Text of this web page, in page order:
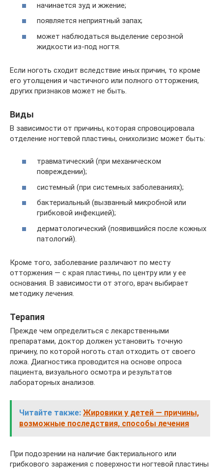
начинается зуд и жжение;
появляется неприятный запах;
может наблюдаться выделение серозной
жидкости из-под ногтя.
Если ноготь сходит вследствие иных причин, то кроме
его утолщения и частичного или полного отторжения,
других признаков может не быть.
Виды
В зависимости от причины, которая спровоцировала
отделение ногтевой пластины, онихолизис может быть:
травматический (при механическом
повреждении);
системный (при системных заболеваниях);
бактериальный (вызванный микробной или
грибковой инфекцией);
дерматологический (появившийся после кожных
патологий).
Кроме того, заболевание различают по месту
отторжения — с края пластины, по центру или у ее
основания. В зависимости от этого, врач выбирает
методику лечения.
Терапия
Прежде чем определиться с лекарственными
препаратами, доктор должен установить точную
причину, по которой ноготь стал отходить от своего
ложа. Диагностика проводится на основе опроса
пациента, визуального осмотра и результатов
лабораторных анализов.
Читайте также: Жировики у детей — причины,
возможные последствия, способы лечения
При подозрении на наличие бактериального или
грибкового заражения с поверхности ногтевой пластины